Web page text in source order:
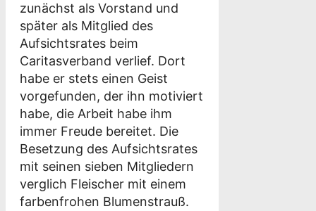
zunächst als Vorstand und
später als Mitglied des
Aufsichtsrates beim
Caritasverband verlief. Dort
habe er stets einen Geist
vorgefunden, der ihn motiviert
habe, die Arbeit habe ihm
immer Freude bereitet. Die
Besetzung des Aufsichtsrates
mit seinen sieben Mitgliedern
verglich Fleischer mit einem
farbenfrohen Blumenstrauß.